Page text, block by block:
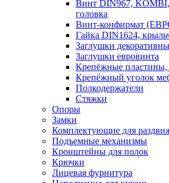
Винт DIN967, KOMBI,
головка
Винт-конфирмат
Гайка DIN1624,
Заглушки
Заглушки евровинта
Крепёжные пластины,
Крепёжный уголок
Полкодержатели
Стяжки
Опоры
Замки
Комплектующие для
Подъемные механизмы
Кронштейны для полок
Крючки
Лицевая фурнитура